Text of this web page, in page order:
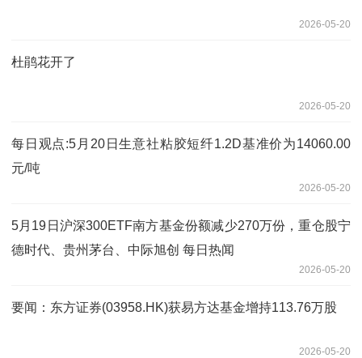
2026-05-20
杜鹃花开了
2026-05-20
每日观点:5月20日生意社粘胶短纤1.2D基准价为14060.00
元/吨
2026-05-20
5月19日沪深300ETF南方基金份额减少270万份，重仓股宁
德时代、贵州茅台、中际旭创 每日热闻
2026-05-20
要闻：东方证券(03958.HK)获易方达基金增持113.76万股
2026-05-20